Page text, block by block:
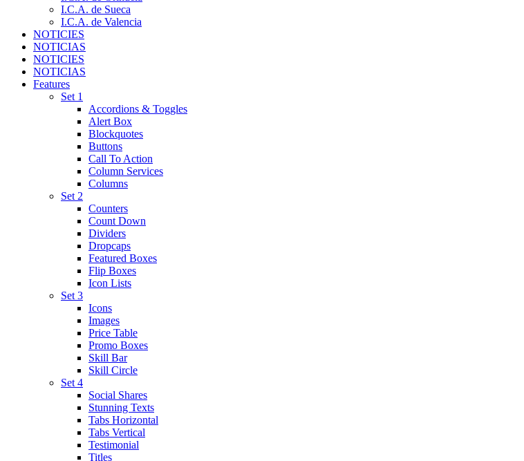
I.C.A. de Sueca
I.C.A. de Valencia
NOTICIES
NOTICIAS
NOTICIES
NOTICIAS
Features
Set 1
Accordions & Toggles
Alert Box
Blockquotes
Buttons
Call To Action
Column Services
Columns
Set 2
Counters
Count Down
Dividers
Dropcaps
Featured Boxes
Flip Boxes
Icon Lists
Set 3
Icons
Images
Price Table
Promo Boxes
Skill Bar
Skill Circle
Set 4
Social Shares
Stunning Texts
Tabs Horizontal
Tabs Vertical
Testimonial
Titles